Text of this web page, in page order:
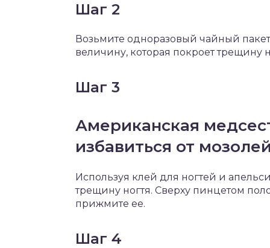
Шаг 2
Возьмите одноразовый чайный
величину, которая покроет трещину
Шаг 3
Американская
избавиться от
Используя клей для ногтей и
трещину ногтя. Сверху пинцетом
прижмите ее.
Шаг 4